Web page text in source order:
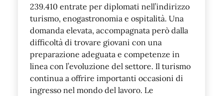
239.410 entrate per diplomati nell’indirizzo
turismo, enogastronomia e ospitalità. Una
domanda elevata, accompagnata però dalla
difficoltà di trovare giovani con una
preparazione adeguata e competenze in
linea con l’evoluzione del settore. Il turismo
continua a offrire importanti occasioni di
ingresso nel mondo del lavoro. Le